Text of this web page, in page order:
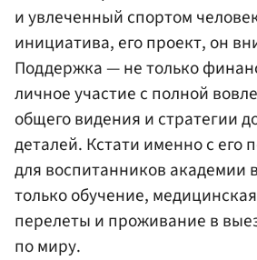
и увлеченный спортом
инициатива, его проект, он
Поддержка — не только
личное участие с полной
общего видения и стратегии
деталей. Кстати именно с его
для воспитанников академии
только обучение,
перелеты и проживание в
по миру.